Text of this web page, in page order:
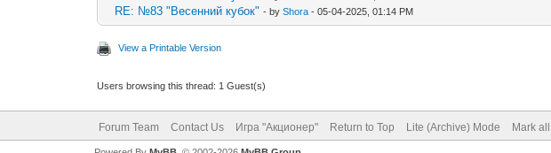
RE: №83 "Весенний кубок" - byShora - 05-04-2025, 01:14 PM
View a Printable Version
Users browsing this thread: 1 Guest(s)
Forum Team Contact Us Игра "Акционер" Return to Top Lite (Archive) Mode Mark